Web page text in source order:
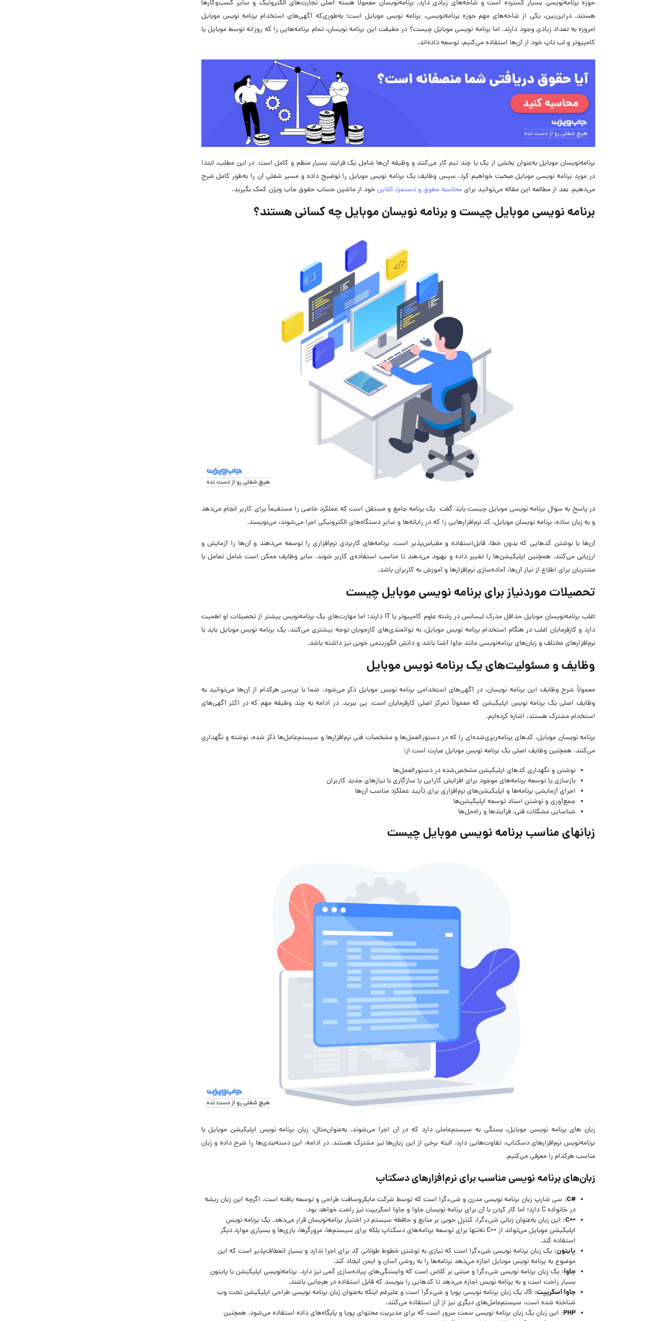
حوزه برنامه‌نویسی بسیار گسترده‌ است و شاخه‌های زیادی دارد. برنامه‌نویسان معمولاً هسته اصلی تجارت‌های الکترونیک و سایر کسب‌و‌کارها
هستند. دراین‌بین، یکی از شاخه‌های مهم حوزه برنامه‌نویسی، برنامه ‌نویس موبایل است؛ به‌طوری‌که آگهی‌های استخدام برنامه نویس موبایل
امروزه به تعداد زیادی وجود دارند. اما برنامه نویسی موبایل چیست؟ در حقیقت این برنامه نویسان، تمام برنامه‌هایی را که روزانه توسط موبایل یا
کامپیوتر و لب تاپ خود از آن‌ها استفاده می‌کنیم، توسعه داده‌اند.
برنامه‌نویسان موبایل به‌عنوان بخشی از یک یا چند تیم کار می‌کنند و وظیفه آن‌ها شامل یک فرایند بسیار منظم و کامل است. در این مطلب، ابتدا
در مورد برنامه ‌نویسی موبایل صحبت خواهیم کرد. سپس وظایف یک برنامه نویس موبایل را توضیح داده و مسیر شغلی آن را به‌طور کامل شرح
می‌دهیم. بعد از مطالعه این مقاله می‌توانید برایمحاسبه حقوق و دستمزد آنلاینخود از ماشین حساب حقوق جاب ویژن کمک بگیرید.
برنامه نویسی موبایل چیست و برنامه نویسان موبایل چه کسانی هستند؟
در پاسخ به سوال برنامه نویسی موبایل چیست باید گفت یک برنامه جامع و مستقل است که عملکرد خاصی را مستقیماً برای کاربر انجام می‌دهد
و به زبان ساده، برنامه نویسان موبایل، کد نرم‌افزارهایی را که در رایانه‌ها و سایر دستگاه‌های الکترونیکی اجرا می‌شوند، می‌نویسند.
آن‌ها با نوشتن کدهایی که بدون خطا، قابل‌استفاده و مقیاس‌پذیر است، برنامه‌های کاربردی نرم‌افزاری را توسعه می‌دهند و آن‌ها را آزمایش و
ارزیابی می‌کنند. همچنین اپلیکیشن‌ها را تغییر داده و بهبود می‌دهند تا مناسب استفاده‌ی کاربر شوند. سایر وظایف ممکن است شامل تعامل با
مشتریان برای اطلاع از نیاز آن‌ها، آماده‌سازی نرم‌افزارها و آموزش به کاربران باشد.
تحصیلات موردنیاز برای برنامه نویسی موبایل چیست
اغلب برنامه‌نویسان موبایل حداقل مدرک لیسانس در رشته علوم کامپیوتر یا IT دارند؛ اما مهارت‌های یک برنامه‌نویس بیشتر از تحصیلات او اهمیت
دارد و کارفرمایان اغلب در هنگام استخدام برنامه نویس موبایل، به توانمندی‌های کارجویان توجه بیشتری می‌کنند. یک برنامه نویس موبایل باید با
نرم‌افزارهای مختلف و زبان‌های برنامه‌نویسی مانند جاوا آشنا باشد و دانش الگوریتمی خوبی نیز داشته باشد.
وظایف و مسئولیت‌های یک برنامه نویس موبایل
معمولاً شرح وظایف این برنامه نویسان، در آگهی‌های استخدامی برنامه نویس موبایل ذکر می‌شود. شما با بررسی هرکدام از آن‌ها می‌توانید به
وظایف اصلی یک برنامه نویس اپلیکیشن که معمولاً تمرکز اصلی کارفرمایان است، پی ببرید. در ادامه به چند وظیفه مهم که در اکثر آگهی‌های
استخدام مشترک هستند، اشاره کرده‌ایم.
برنامه نویسان موبایل، کدهای برنامه‌ریزی‌شده‌ای را که در دستورالعمل‌ها و مشخصات فنی نرم‌افزارها و سیستم‌عامل‌ها ذکر شده، نوشته و نگهداری
می‌کنند. همچنین وظایف اصلی یک برنامه نویس موبایل عبارت است از:
نوشتن و نگهداری کدهای اپلیکیشن مشخص‌شده در دستورالعمل‌ها
بازسازی یا توسعه برنامه‌های موجود برای افزایش کارایی یا سازگاری با نیازهای جدید کاربران
اجرای آزمایشی برنامه‌ها و اپلیکیشن‌های نرم‌افزاری برای تأیید عملکرد مناسب آن‌ها
جمع‌آوری و نوشتن اسناد توسعه اپلیکیشن‌ها
شناسایی مشکلات فنی، فرآیندها و راه‌حل‌ها
زبانهای مناسب برنامه نویسی موبایل چیست
زبان های برنامه نویسی موبایل، بستگی به سیستم‌عاملی دارد که در آن اجرا می‌شوند. به‌عنوان‌مثال، زبان برنامه نویس اپلیکیشن موبایل با
برنامه‌نویس نرم‌افزارهای دسکتاپ، تفاوت‌هایی دارد. البته برخی از این زبان‌ها نیز مشترک هستند. در ادامه، این دسته‌بندی‌ها را شرح داده و زبان
مناسب هرکدام را معرفی می‌کنیم.
زبان‌های برنامه نویسی مناسب برای نرم‌افزارهای دسکتاپ
#C:
سی شارپ زبان برنامه نویسی مدرن و شی‌ءگرا است که توسط شرکت مایکروسافت طراحی و توسعه ‌یافته است. اگرچه این زبان ریشه
در خانواده C دارد؛ اما کار کردن با آن برای برنامه نویسان جاوا و جاوا اسکریپت نیز راحت خواهد بود.
++C:
این زبان به‌عنوان زبانی شی‌ءگرا، کنترل خوبی بر منابع و حافظه سیستم در اختیار برنامه‌نویسان قرار می‌دهد. یک برنامه نویس
اپلیکیشن موبایل می‌تواند از ++C نه‌تنها برای توسعه برنامه‌های دسکتاپ بلکه برای سیستم‌ها، مرورگرها، بازی‌ها و بسیاری موارد دیگر
استفاده کند.
پایتون: یک زبان برنامه نویسی شی‌ءگرا است که نیازی به نوشتن خطوط طولانی کد برای اجرا ندارد و بسیار انعطاف‌پذیر است که این
موضوع به برنامه نویس موبایل اجازه می‌دهد برنامه‌ها را به روشی آسان و ایمن ایجاد کند.
جاوا: یک زبان برنامه نویسی شی‌ءگرا و مبتنی بر کلاس است که وابستگی‌های پیاده‌سازی کمی نیز دارد. برنامه‌نویسی اپلیکیشن با پایتون
بسیار راحت است و به برنامه نویس اجازه می‌دهد تا کدهایی را بنویسد که قابل استفاده در هرجایی باشند.
جاوا اسکریپت:
JS یک زبان برنامه نویسی پویا و شی‌ءگرا است و علیرغم اینکه به‌عنوان زبان برنامه نویسی طراحی اپلیکیشن تحت وب
شناخته شده است، سیستم‌عامل‌های دیگری نیز از آن استفاده می‌کنند.
PHP: این زبان یک زبان برنامه نویسی سمت سرور است که برای مدیریت محتوای پویا و پایگاه‌های داده استفاده می‌شود. همچنین